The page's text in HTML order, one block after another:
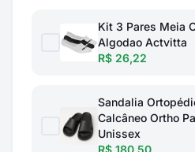
Kit 3 Pares Meia
Algodao Actvitta
R$ 26,22
Sandalia
Calcâneo Ortho
Unissex
R$ 180,50